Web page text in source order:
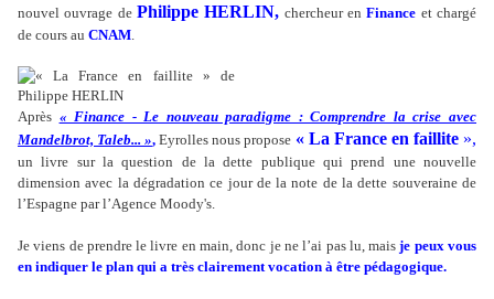
nouvel ouvrage de Philippe HERLIN, chercheur enFinance et chargé
de cours au CNAM.
Après « Finance - Le nouveau paradigme : Comprendre la crise avec
Mandelbrot, Taleb... », Eyrolles nous propose « La France en faillite »,
un livre sur la question de la dette publique qui prend une nouvelle
dimension avec la dégradation ce jour de la note de la dette souveraine de
l’Espagne par l’Agence Moody's.
Je viens de prendre le livre en main, donc je ne l’ai pas lu, maisje peux vous
en indiquer le plan qui a très clairement vocation à être pédagogique.